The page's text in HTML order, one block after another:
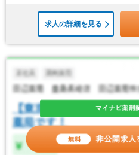
求人の詳細を見る